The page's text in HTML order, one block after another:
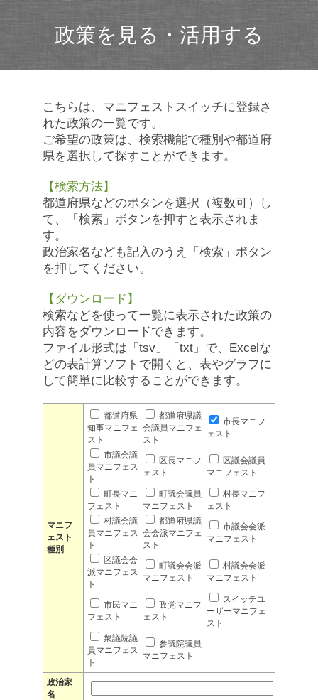
政策を見る・活用する
こちらは、マニフェストスイッチに登録さ
れた政策の一覧です。
ご希望の政策は、検索機能で種別や都道府
県を選択して探すことができます。
【検索方法】
都道府県などのボタンを選択（複数可）し
て、「検索」ボタンを押すと表示されま
す。
政治家名なども記入のうえ「検索」ボタン
を押してください。
【ダウンロード】
検索などを使って一覧に表示された政策の
内容をダウンロードできます。
ファイル形式は「tsv」「txt」で、Excelな
どの表計算ソフトで開くと、表やグラフに
して簡単に比較することができます。
マニフ
ェスト
種別
都道府県
知事マニフェ
スト
都道府県議
会議員マニフェ
スト
市長マニフ
ェスト
市議会議
員マニフェス
ト
区長マニフ
ェスト
区議会議員
マニフェスト
町長マニ
フェスト
町議会議員
マニフェスト
村長マニフ
ェスト
村議会議
員マニフェス
ト
都道府県議
会会派マニフェ
スト
市議会会派
マニフェスト
区議会会
派マニフェス
ト
町議会会派
マニフェスト
村議会会派
マニフェスト
市民マニ
フェスト
政党マニフ
ェスト
スイッチユ
ーザーマニフェ
スト
衆議院議
員マニフェス
ト
参議院議員
マニフェスト
政治家
名